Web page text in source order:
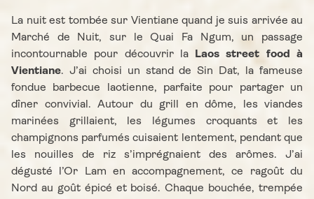
La nuit est tombée sur Vientiane quand je suis arrivée au
Marché de Nuit, sur le Quai Fa Ngum, un passage
incontournable pour découvrir la Laos street food à
Vientiane. J’ai choisi un stand de Sin Dat, la fameuse
fondue barbecue laotienne, parfaite pour partager un
dîner convivial. Autour du grill en dôme, les viandes
marinées grillaient, les légumes croquants et les
champignons parfumés cuisaient lentement, pendant que
les nouilles de riz s’imprégnaient des arômes. J’ai
dégusté l’Or Lam en accompagnement, ce ragoût du
Nord au goût épicé et boisé. Chaque bouchée, trempée